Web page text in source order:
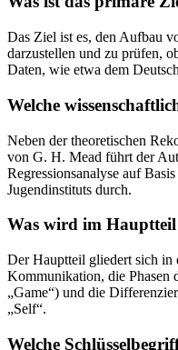
Das Ziel ist es, den Aufbau
darzustellen und zu prüfen,
Daten, wie etwa dem
Welche
Neben der theoretischen
von G. H. Mead führt der
Regressionsanalyse auf
Jugendinstituts durch.
Was wird im
Der Hauptteil gliedert sich in
Kommunikation, die Phasen
„Game“) und die
„Self“.
Welche